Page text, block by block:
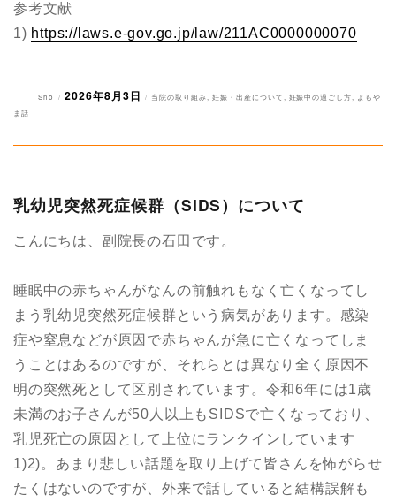
参考文献
1) https://laws.e-gov.go.jp/law/211AC0000000070
投
Sho
投
2026年8月3日
カ
当院の取り組み 妊娠・出産について 妊娠中の過ごし方
よもや
ま話
乳幼児突然死症候群（SIDS）について
こんにちは、副院長の石田です。
睡眠中の赤ちゃんがなんの前触れもなく亡くなってし
まう乳幼児突然死症候群という病気があります。感染
症や窒息などが原因で赤ちゃんが急に亡くなってしま
うことはあるのですが、それらとは異なり全く原因不
明の突然死として区別されています。令和6年には1歳
未満のお子さんが50人以上もSIDSで亡くなっており、
乳児死亡の原因として上位にランクインしています
1)2)。あまり悲しい話題を取り上げて皆さんを怖がらせ
たくはないのですが、外来で話していると結構誤解も